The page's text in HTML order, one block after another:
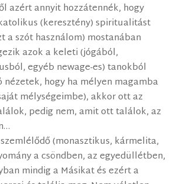
azért annyit hozzátennék, hogy
(keresztény) spiritualitást
a szót használom) mostanában
azok a keleti (jógából,
egyéb newage-es) tanokból
nézetek, hogy ha mélyen magamba
mélységeimbe), akkor ott az
pedig nem, amit ott találok, az
(monasztikus, kármelita,
a csöndben, az egyedüllétben,
mindig a Másikat és ezért a